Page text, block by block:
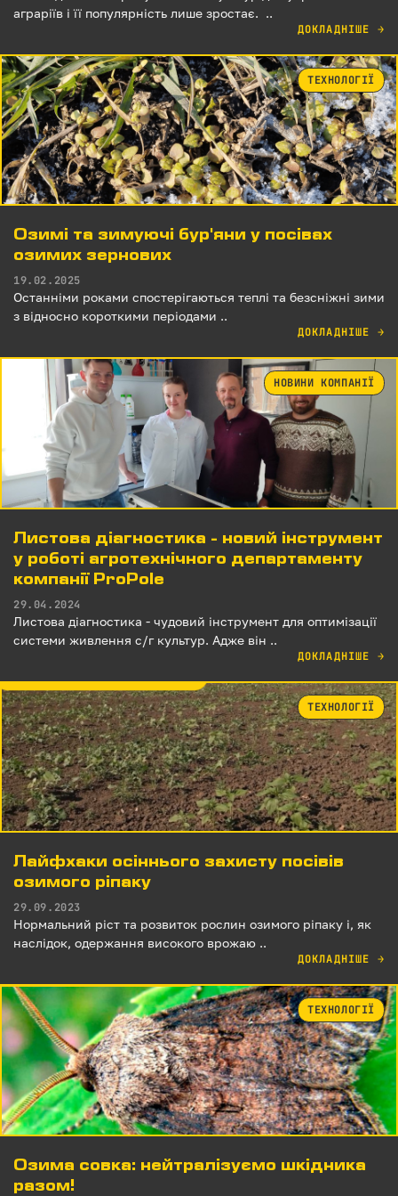
аграріїв і її популярність лише зростає. ..
ДОКЛАДНІШЕ →
ТЕХНОЛОГІЇ
Озимі та зимуючі бур'яни у посівах
озимих зернових
19.02.2025
Останніми роками спостерігаються теплі та безсніжні зими
з відносно короткими періодами ..
ДОКЛАДНІШЕ →
НОВИНИ КОМПАНІЇ
Листова діагностика - новий інструмент
у роботі агротехнічного департаменту
компанії ProPole
29.04.2024
Листова діагностика - чудовий інструмент для оптимізації
системи живлення с/г культур. Адже він ..
ДОКЛАДНІШЕ →
ТЕХНОЛОГІЇ
Лайфхаки осіннього захисту посівів
озимого ріпаку
29.09.2023
Нормальний ріст та розвиток рослин озимого ріпаку і, як
наслідок, одержання високого врожаю ..
ДОКЛАДНІШЕ →
ТЕХНОЛОГІЇ
Озима совка: нейтралізуємо шкідника
разом!